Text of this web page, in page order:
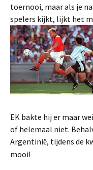
toernooi, maar als je
spelers kijkt, lijkt het
EK bakte hij er maar
of helemaal niet.
Argentinië, tijdens de
mooi!